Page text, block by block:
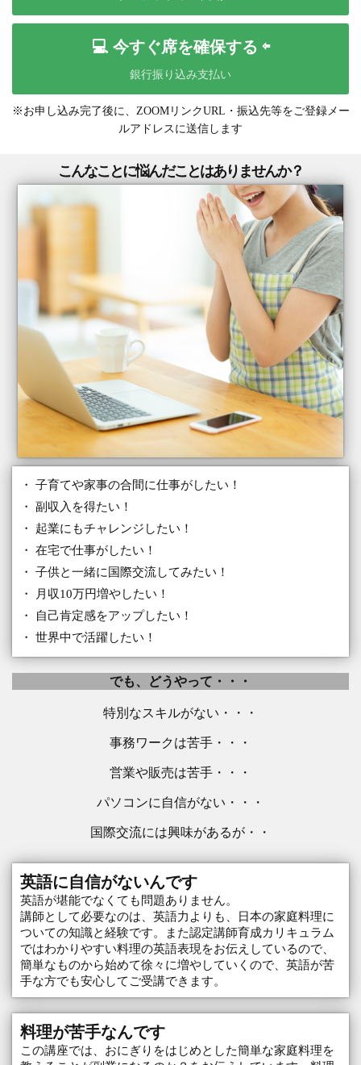
💻 今すぐ席を確保する ⇦
銀行振り込み支払い
※お申し込み完了後に、ZOOMリンクURL・振込先等をご登録メー
ルアドレスに送信します
こんなことに悩んだことはありませんか？
・ 子育てや家事の合間に仕事がしたい！
・ 副収入を得たい！
・ 起業にもチャレンジしたい！
・ 在宅で仕事がしたい！
・ 子供と一緒に国際交流してみたい！
・ 月収10万円増やしたい！
・ 自己肯定感をアップしたい！
・ 世界中で活躍したい！
でも、どうやって・・・
特別なスキルがない・・・
事務ワークは苦手・・・
営業や販売は苦手・・・
パソコンに自信がない・・・
国際交流には興味があるが・・
英語に自信がないんです
英語が堪能でなくても問題ありません。
講師として必要なのは、英語力よりも、日本の家庭料理に
ついての知識と経験です。また認定講師育成カリキュラム
ではわかりやすい料理の英語表現をお伝えしているので、
簡単なものから始めて徐々に増やしていくので、英語が苦
手な方でも安心してご受講できます。
料理が苦手なんです
この講座では、おにぎりをはじめとした簡単な家庭料理を